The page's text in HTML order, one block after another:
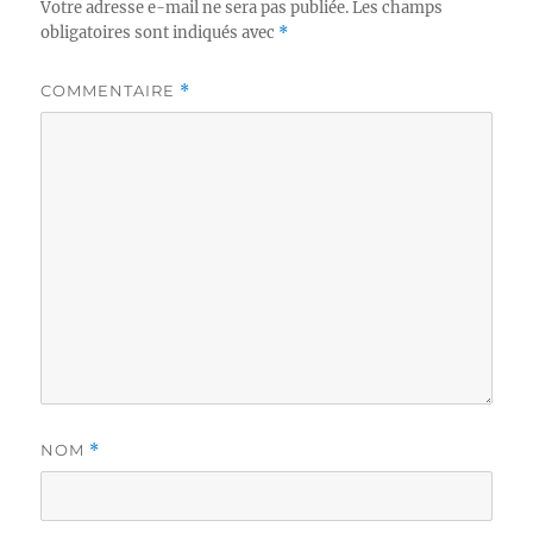
Votre adresse e-mail ne sera pas publiée. Les champs
obligatoires sont indiqués avec *
COMMENTAIRE *
NOM *